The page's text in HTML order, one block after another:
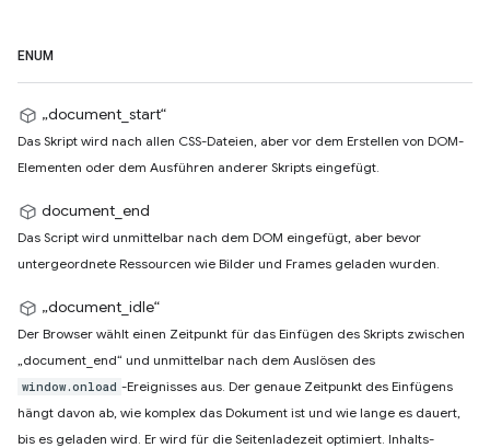
ENUM
„document_start“
Das Skript wird nach allen CSS-Dateien, aber vor dem Erstellen von DOM-
Elementen oder dem Ausführen anderer Skripts eingefügt.
document_end
Das Script wird unmittelbar nach dem DOM eingefügt, aber bevor
untergeordnete Ressourcen wie Bilder und Frames geladen wurden.
„document_idle“
Der Browser wählt einen Zeitpunkt für das Einfügen des Skripts zwischen
„document_end“ und unmittelbar nach dem Auslösen des
window.onload -Ereignisses aus. Der genaue Zeitpunkt des Einfügens
hängt davon ab, wie komplex das Dokument ist und wie lange es dauert,
bis es geladen wird. Er wird für die Seitenladezeit optimiert. Inhalts-